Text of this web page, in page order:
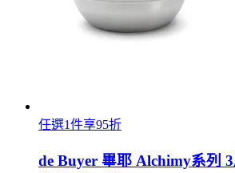
任選1件享95折
de Buyer 畢耶 Alchimy系列